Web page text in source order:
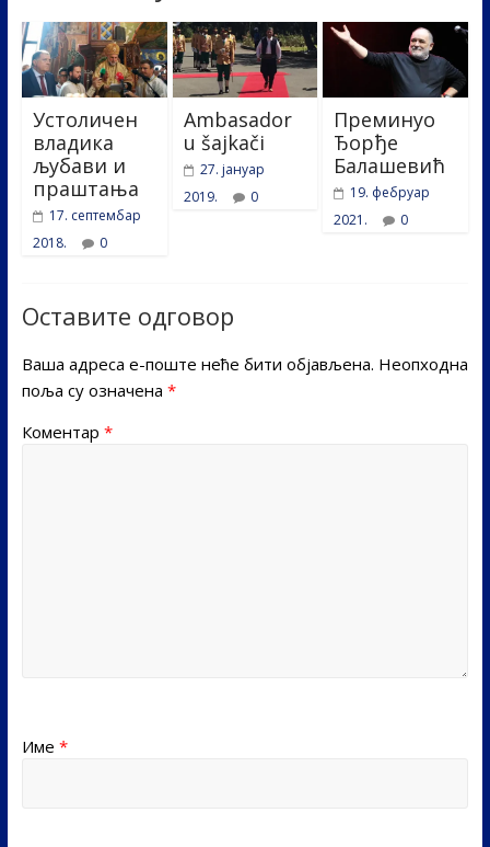
Устоличен
владика
љубави и
праштања
17. септембар
2018.
0
Ambasador
u šajkači
27. јануар
2019.
0
Преминуо
Ђорђе
Балашевић
19. фебруар
2021.
0
Оставите одговор
Ваша адреса е-поште неће бити објављена. Неопходна
поља су означена *
Коментар *
Име *